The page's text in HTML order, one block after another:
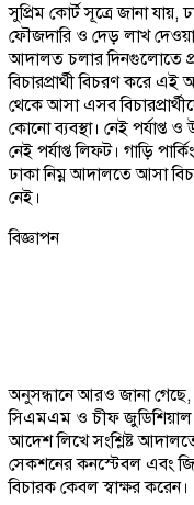
সুপ্রিম কোর্ট সূত্রে জানা
ফৌজদারি ও দেড় লাখ
আদালত চলার দিনগুলোতে
বিচারপ্রার্থী বিচরণ করে এই
থেকে আসা এসব
কোনো ব্যবস্থা। নেই পর্যাপ্ত
নেই পর্যাপ্ত লিফট। গাড়ি
ঢাকা নিম্ন আদালতে আসা
নেই।
বিজ্ঞাপন
অনুসন্ধানে আরও জানা
সিএমএম ও চীফ জুডিশিয়াল
আদেশ লিখে সংশ্লিষ্ট
সেকশনের কনস্টেবল এবং
বিচারক কেবল স্বাক্ষর করেন।